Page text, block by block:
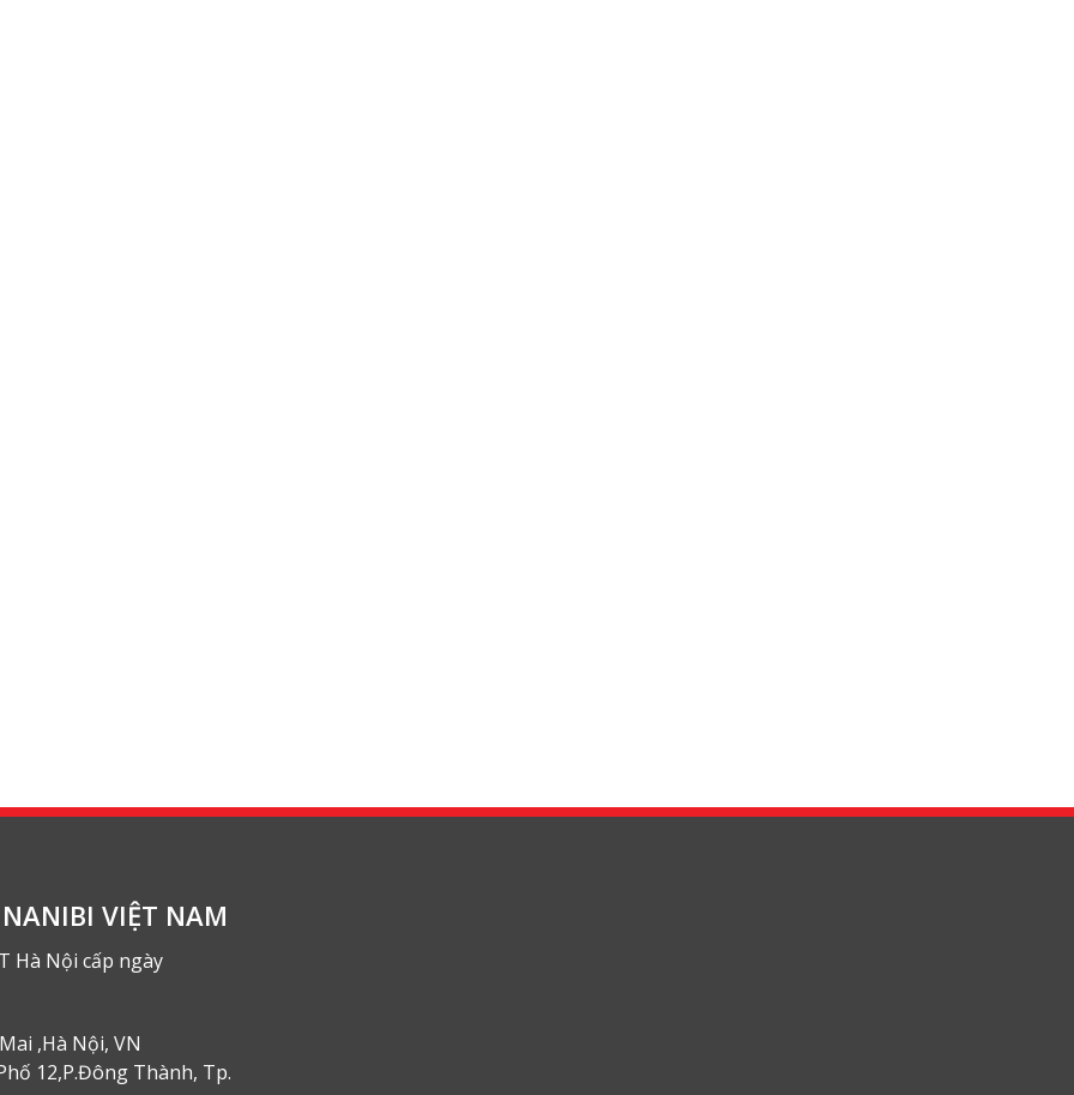
VIỆT NAM
Hà Nội cấp ngày
,Hà Nội, VN
12,P.Đông Thành, Tp.